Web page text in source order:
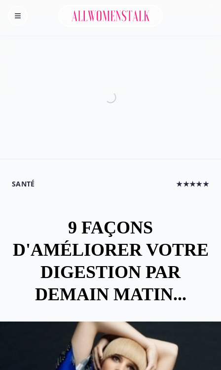
Homepage
Allwomenstalk
SANTÉ ★★★★★
9 FAÇONS
D'AMÉLIORER VOTRE
DIGESTION PAR
DEMAIN MATIN...